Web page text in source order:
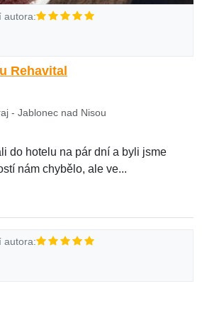
autora:
Rehavital
- Jablonec nad Nisou
do hotelu na pár dní a byli jsme
nám chybělo, ale ve...
autora: